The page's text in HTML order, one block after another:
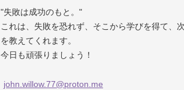
"失敗は成功のもと。"
これは、失敗を恐れず、そこから学びを得て、
を教えてくれます。
今日も頑張りましょう！
john.willow.77@proton.me